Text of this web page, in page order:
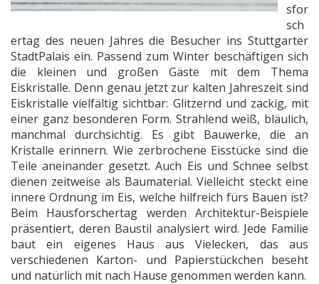
sfor
sch
ertag des neuen Jahres die Besucher ins Stuttgarter
StadtPalais ein. Passend zum Winter beschäftigen sich
die kleinen und großen Gäste mit dem Thema
Eiskristalle. Denn genau jetzt zur kalten Jahreszeit sind
Eiskristalle vielfältig sichtbar: Glitzernd und zackig, mit
einer ganz besonderen Form. Strahlend weiß, bläulich,
manchmal durchsichtig. Es gibt Bauwerke, die an
Kristalle erinnern. Wie zerbrochene Eisstücke sind die
Teile aneinander gesetzt. Auch Eis und Schnee selbst
dienen zeitweise als Baumaterial. Vielleicht steckt eine
innere Ordnung im Eis, welche hilfreich fürs Bauen ist?
Beim Hausforschertag werden Architektur-Beispiele
präsentiert, deren Baustil analysiert wird. Jede Familie
baut ein eigenes Haus aus Vielecken, das aus
verschiedenen Karton- und Papierstückchen beseht
und natürlich mit nach Hause genommen werden kann.